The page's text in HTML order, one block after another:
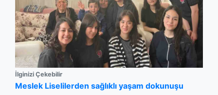
İlginizi Çekebilir
Meslek Liselilerden sağlıklı yaşam dokunuşu